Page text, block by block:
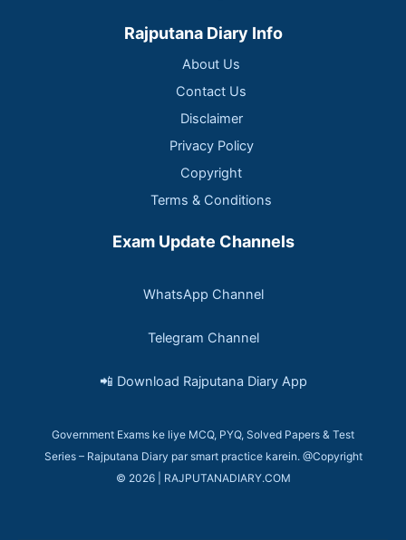
Rajputana Diary Info
About Us
Contact Us
Disclaimer
Privacy Policy
Copyright
Terms & Conditions
Exam Update Channels
WhatsApp Channel
Telegram Channel
📲 Download Rajputana Diary App
Government Exams ke liye MCQ, PYQ, Solved Papers & Test
Series – Rajputana Diary par smart practice karein. @Copyright
© 2026 | RAJPUTANADIARY.COM